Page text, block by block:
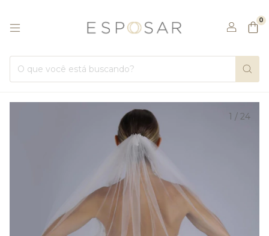
0
1 / 24